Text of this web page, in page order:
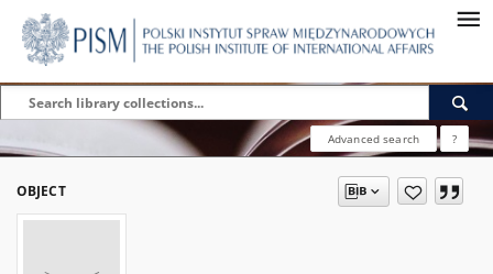
Advanced search ?
OBJECT